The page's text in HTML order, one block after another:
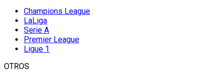
Champions League
LaLiga
Serie A
Premier League
Ligue 1
OTROS